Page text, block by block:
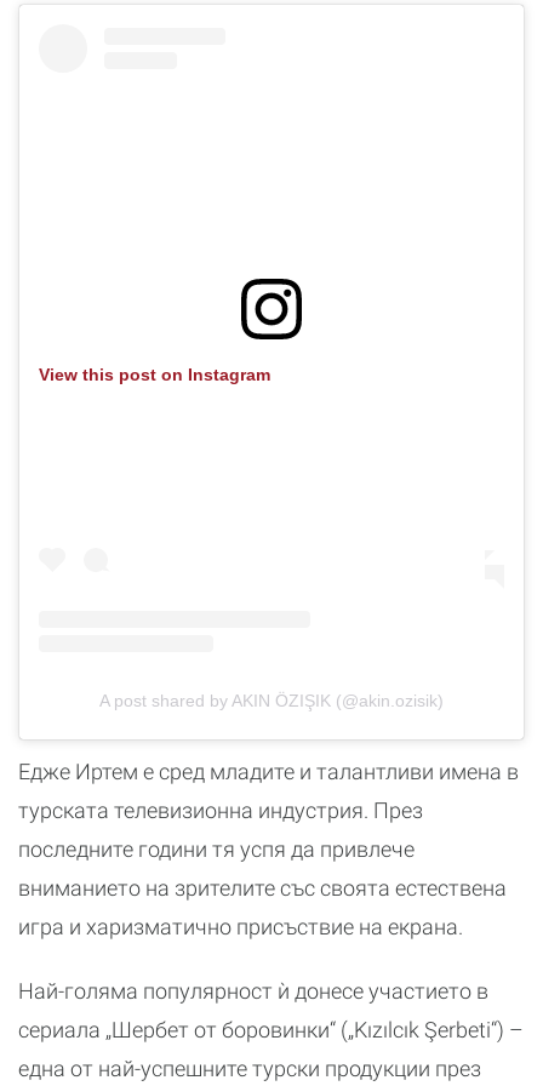
View this post on Instagram
A post shared by AKIN ÖZIŞIK (@akin.ozisik)
Едже Иртем е сред младите и талантливи имена в
турската телевизионна индустрия. През
последните години тя успя да привлече
вниманието на зрителите със своята естествена
игра и харизматично присъствие на екрана.
Най-голяма популярност ѝ донесе участието в
сериала „Шербет от боровинки“ („Kızılcık Şerbeti“) –
една от най-успешните турски продукции през